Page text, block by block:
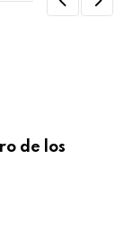
de los